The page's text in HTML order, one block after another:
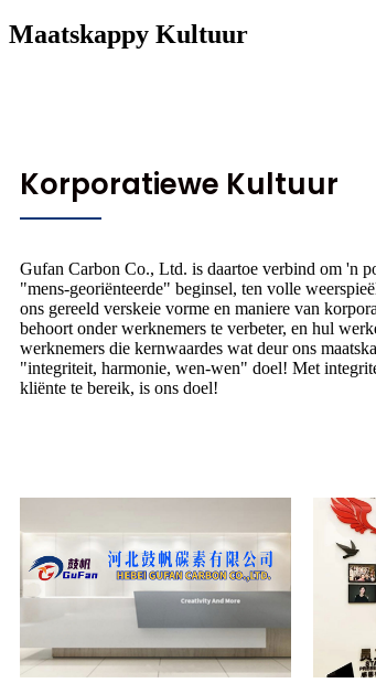
Maatskappy Kultuur
Korporatiewe Kultuur
Gufan Carbon Co., Ltd. is daartoe verbind om 'n
"mens-georiënteerde" beginsel, ten volle
ons gereeld verskeie vorme en maniere van
behoort onder werknemers te verbeter, en hul
werknemers die kernwaardes wat deur ons
"integriteit, harmonie, wen-wen" doel! Met
kliënte te bereik, is ons doel!